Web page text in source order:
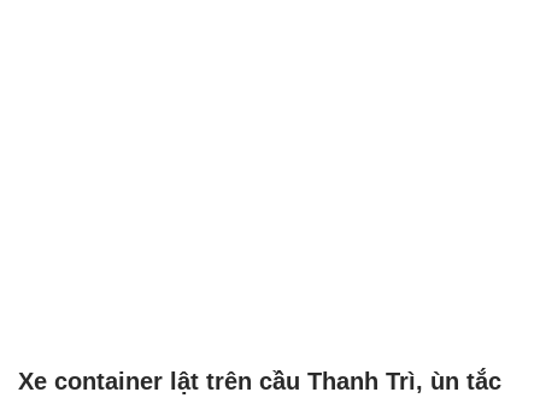
Xe container lật trên cầu Thanh Trì, ùn tắc